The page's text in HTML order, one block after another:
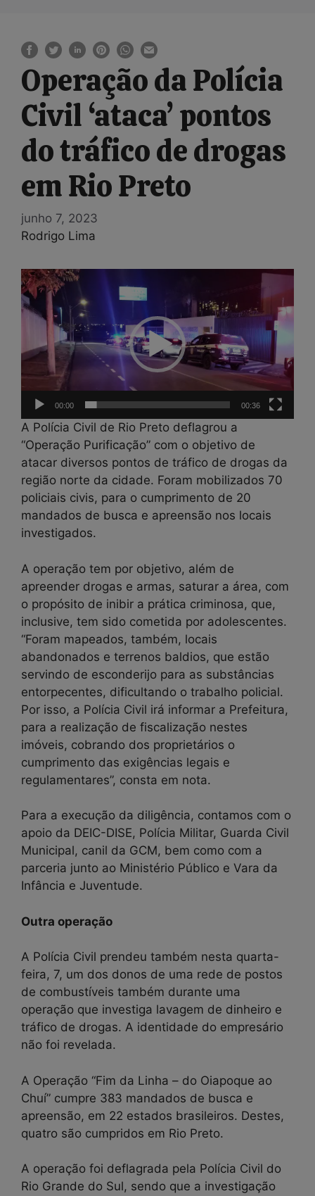
Operação da Polícia
Civil ‘ataca’ pontos
do tráfico de drogas
em Rio Preto
junho 7, 2023
Rodrigo Lima
Tocador
de
vídeo
00:00 00:36
A Polícia Civil de Rio Preto deflagrou a
“Operação Purificação” com o objetivo de
atacar diversos pontos de tráfico de drogas da
região norte da cidade. Foram mobilizados 70
policiais civis, para o cumprimento de 20
mandados de busca e apreensão nos locais
investigados.
A operação tem por objetivo, além de
apreender drogas e armas, saturar a área, com
o propósito de inibir a prática criminosa, que,
inclusive, tem sido cometida por adolescentes.
“Foram mapeados, também, locais
abandonados e terrenos baldios, que estão
servindo de esconderijo para as substâncias
entorpecentes, dificultando o trabalho policial.
Por isso, a Polícia Civil irá informar a Prefeitura,
para a realização de fiscalização nestes
imóveis, cobrando dos proprietários o
cumprimento das exigências legais e
regulamentares”, consta em nota.
Para a execução da diligência, contamos com o
apoio da DEIC-DISE, Polícia Militar, Guarda Civil
Municipal, canil da GCM, bem como com a
parceria junto ao Ministério Público e Vara da
Infância e Juventude.
Outra operação
A Polícia Civil prendeu também nesta quarta-
feira, 7, um dos donos de uma rede de postos
de combustíveis também durante uma
operação que investiga lavagem de dinheiro e
tráfico de drogas. A identidade do empresário
não foi revelada.
A Operação “Fim da Linha – do Oiapoque ao
Chuí” cumpre 383 mandados de busca e
apreensão, em 22 estados brasileiros. Destes,
quatro são cumpridos em Rio Preto.
A operação foi deflagrada pela Polícia Civil do
Rio Grande do Sul, sendo que a investigação